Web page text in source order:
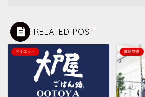
RELATED POST
ダイエット 健康増進